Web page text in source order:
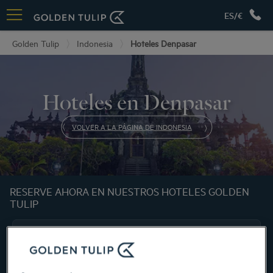
ES/€
Golden Tulip Indonesia Hoteles Denpasar
Hoteles en Denpasar
VOLVER A LA PÁGINA DE INDONESIA
RESERVE AHORA EN NUESTROS HOTELES GOLDEN
TULIP